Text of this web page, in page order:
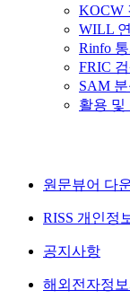
KOCW
WILL
Rinfo
FRIC
SAM
활용 및
원문뷰어 다
RISS 개인정
공지사항
해외전자정